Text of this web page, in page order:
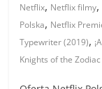
Netflix, Netflix filmy,
Polska, Netflix
Typewriter (2019),
Knights of the